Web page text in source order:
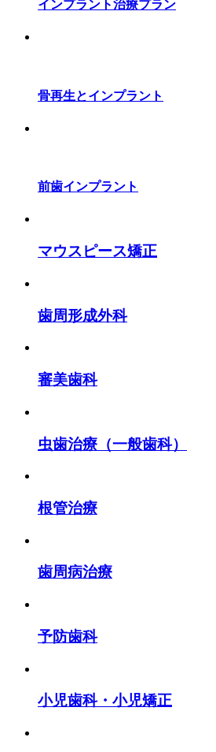
インプラント治療プラン
骨再生とインプラント
前歯インプラント
マウスピース矯正
歯周形成外科
審美歯科
虫歯治療（一般歯科）
根管治療
歯周病治療
予防歯科
小児歯科・小児矯正